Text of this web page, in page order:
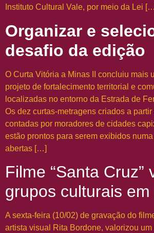
Instituto Cultural Vale, por meio da Lei
Organizar e
desafio da edição
O Curta Vitória a Minas II concluiu mais
projeto de fortalecimento territorial e
localizadas no entorno da Estrada de
Os dez curtas-metragens criados a
contadas por moradores de cidades
estão prontos para serem exibidos
abertas […]
Filme “Santa Cruz”
grupos culturais
A sexta-feira (10/02) de gravação do
artista visual Rita Bordone, valorizou